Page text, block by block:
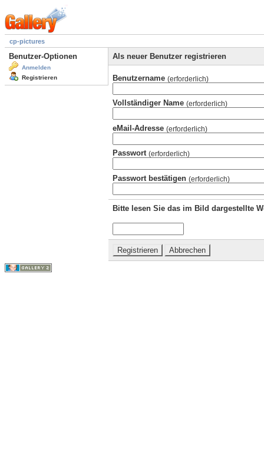
cp-pictures
Benutzer-Optionen
Anmelden
Registrieren
Als neuer Benutzer registrieren
Benutzername (erforderlich)
Vollständiger Name (erforderlich)
eMail-Adresse (erforderlich)
Passwort (erforderlich)
Passwort bestätigen (erforderlich)
Bitte lesen Sie das im Bild dargestellte